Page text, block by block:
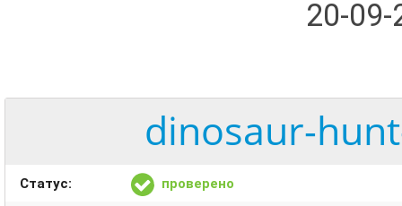
20-
dinosaur-
Статус: проверено